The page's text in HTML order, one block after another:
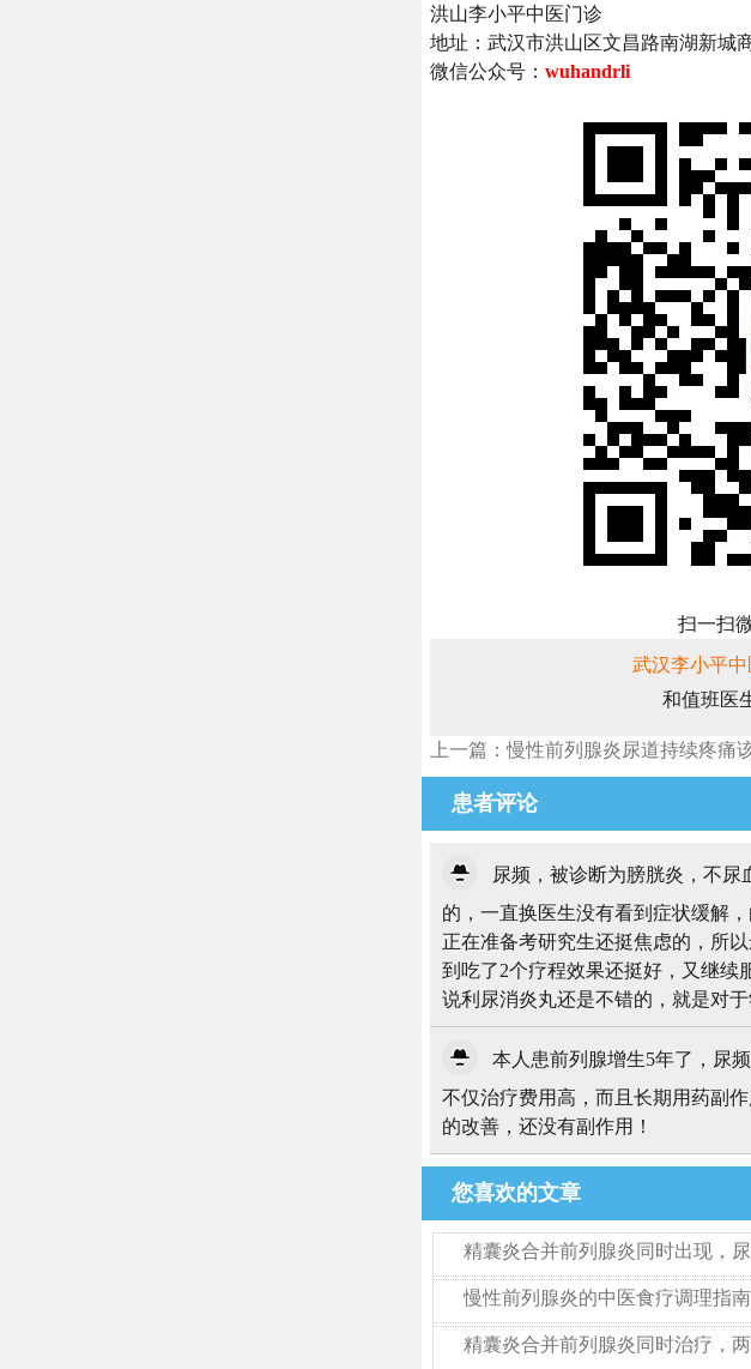
洪山李小平中医门诊
地址：武汉市洪山区文昌路南湖新城
微信公众号： wuhandrli
扫一扫
武汉李小平
和值班医
上一篇：慢性前列腺炎尿道持续疼痛
患者评论
尿频，被诊断为膀胱炎，不尿
的，一直换医生没有看到症状缓解
正在准备考研究生还挺焦虑的，所
到吃了2个疗程效果还挺好，又继续
说利尿消炎丸还是不错的，就是对
本人患前列腺增生5年了，尿
不仅治疗费用高，而且长期用药副
的改善，还没有副作用！
您喜欢的文章
精囊炎合并前列腺炎同时出现，
慢性前列腺炎的中医食疗调理指
精囊炎合并前列腺炎同时治疗，